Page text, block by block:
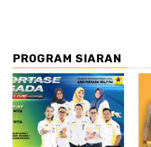
PROGRAM SIARAN
//2